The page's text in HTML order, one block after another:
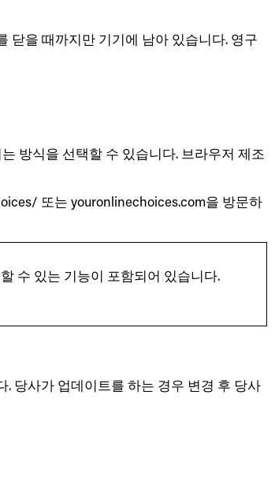
닫을 때까지만 기기에 남아 있습니다. 영구
방식을 선택할 수 있습니다. 브라우저 제조
또는 youronlinechoices.com을 방문하
수 있는 기능이 포함되어 있습니다.
당사가 업데이트를 하는 경우 변경 후 당사